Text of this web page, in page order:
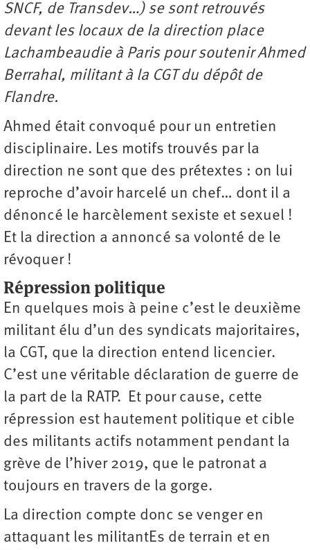
SNCF, de Transdev…) se sont retrouvés
devant les locaux de la direction place
Lachambeaudie à Paris pour soutenir Ahmed
Berrahal, militant à la CGT du dépôt de
Flandre.
Ahmed était convoqué pour un entretien
disciplinaire. Les motifs trouvés par la
direction ne sont que des prétextes : on lui
reproche d’avoir harcelé un chef… dont il a
dénoncé le harcèlement sexiste et sexuel !
Et la direction a annoncé sa volonté de le
révoquer !
Répression politique
En quelques mois à peine c’est le deuxième
militant élu d’un des syndicats majoritaires,
la CGT, que la direction entend licencier.
C’est une véritable déclaration de guerre de
la part de la RATP. Et pour cause, cette
répression est hautement politique et cible
des militants actifs notamment pendant la
grève de l’hiver 2019, que le patronat a
toujours en travers de la gorge.
La direction compte donc se venger en
attaquant les militantEs de terrain et en